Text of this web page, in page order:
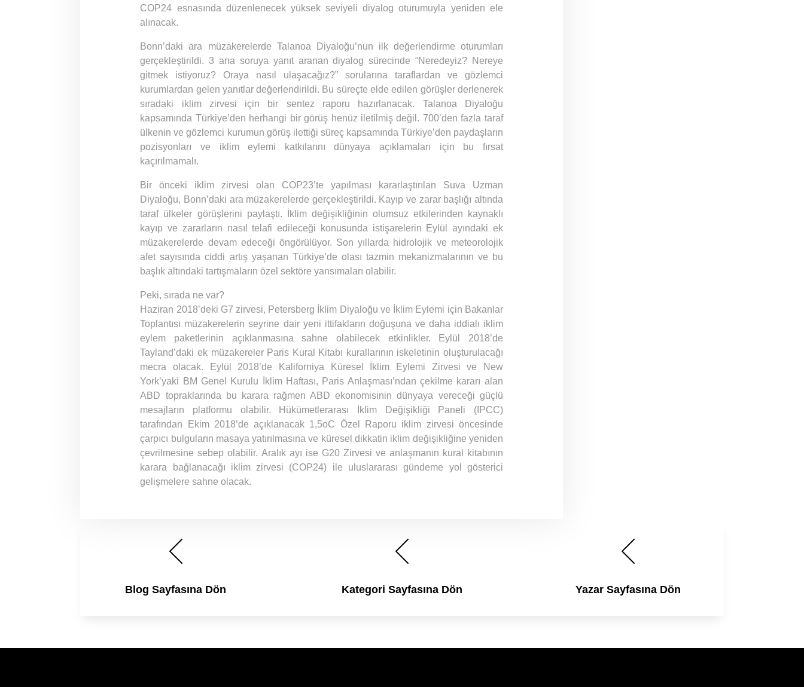
COP24 esnasında düzenlenecek yüksek seviyeli diyalog oturumuyla yeniden ele
alınacak.
Bonn’daki ara müzakerelerde Talanoa Diyaloğu’nun ilk değerlendirme oturumları
gerçekleştirildi. 3 ana soruya yanıt aranan diyalog sürecinde “Neredeyiz? Nereye
gitmek istiyoruz? Oraya nasıl ulaşacağız?” sorularına taraflardan ve gözlemci
kurumlardan gelen yanıtlar değerlendirildi. Bu süreçte elde edilen görüşler derlenerek
sıradaki iklim zirvesi için bir sentez raporu hazırlanacak. Talanoa Diyaloğu
kapsamında Türkiye’den herhangi bir görüş henüz iletilmiş değil. 700’den fazla taraf
ülkenin ve gözlemci kurumun görüş ilettiği süreç kapsamında Türkiye’den paydaşların
pozisyonları ve iklim eylemi katkılarını dünyaya açıklamaları için bu fırsat
kaçırılmamalı.
Bir önceki iklim zirvesi olan COP23’te yapılması kararlaştırılan Suva Uzman
Diyaloğu, Bonn’daki ara müzakerelerde gerçekleştirildi. Kayıp ve zarar başlığı altında
taraf ülkeler görüşlerini paylaştı. İklim değişikliğinin olumsuz etkilerinden kaynaklı
kayıp ve zararların nasıl telafi edileceği konusunda istişarelerin Eylül ayındaki ek
müzakerelerde devam edeceği öngörülüyor. Son yıllarda hidrolojik ve meteorolojik
afet sayısında ciddi artış yaşanan Türkiye’de olası tazmin mekanizmalarının ve bu
başlık altındaki tartışmaların özel sektöre yansımaları olabilir.
Peki, sırada ne var?
Haziran 2018’deki G7 zirvesi, Petersberg İklim Diyaloğu ve İklim Eylemi için Bakanlar
Toplantısı müzakerelerin seyrine dair yeni ittifakların doğuşuna ve daha iddialı iklim
eylem paketlerinin açıklanmasına sahne olabilecek etkinlikler. Eylül 2018’de
Tayland’daki ek müzakereler Paris Kural Kitabı kurallarının iskeletinin oluşturulacağı
mecra olacak. Eylül 2018’de Kaliforniya Küresel İklim Eylemi Zirvesi ve New
York’yaki BM Genel Kurulu İklim Haftası, Paris Anlaşması’ndan çekilme kararı alan
ABD topraklarında bu karara rağmen ABD ekonomisinin dünyaya vereceği güçlü
mesajların platformu olabilir. Hükümetlerarası İklim Değişikliği Paneli (IPCC)
tarafından Ekim 2018’de açıklanacak 1,5oC Özel Raporu iklim zirvesi öncesinde
çarpıcı bulguların masaya yatırılmasına ve küresel dikkatin iklim değişikliğine yeniden
çevrilmesine sebep olabilir. Aralık ayı ise G20 Zirvesi ve anlaşmanın kural kitabının
karara bağlanacağı iklim zirvesi (COP24) ile uluslararası gündeme yol gösterici
gelişmelere sahne olacak.
Blog Sayfasına Dön Kategori Sayfasına Dön Yazar Sayfasına Dön